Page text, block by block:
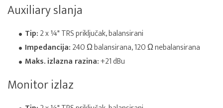
Auxiliary slanja
Tip:2 x ¼" TRS priključak, balansirani
Impedancija:240 Ω balansirana, 120 Ω nebalansirana
Maks. izlazna razina:+21 dBu
Monitor izlaz